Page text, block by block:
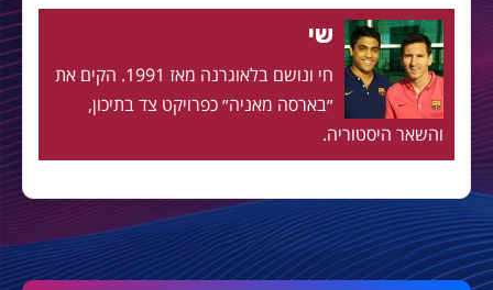
שי
חי ונושם בלאוגרנה מאז 1991. הקים את
״בארסה מאניה״ כפרויקט צד בתיכון,
והשאר היסטוריה.